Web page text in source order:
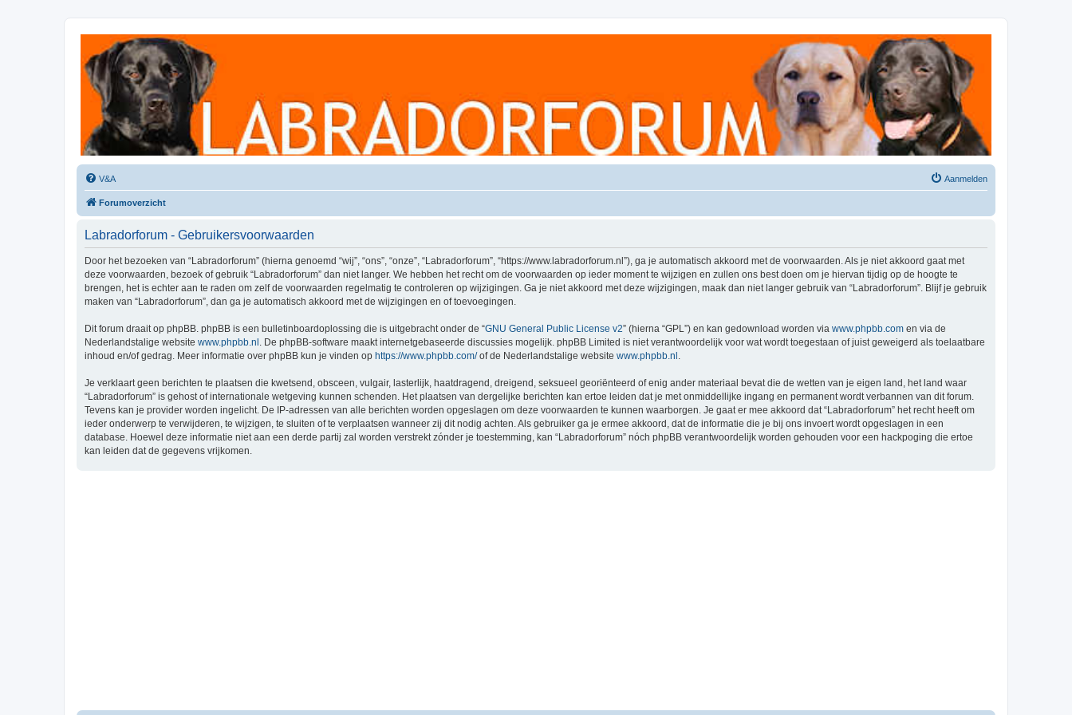
Labradorforum
Het gezelligste Labradorforum van Nederland en België!
V&A Aanmelden
Forumoverzicht
Labradorforum - Gebruikersvoorwaarden
Door het bezoeken van “Labradorforum” (hierna genoemd “wij”, “ons”, “onze”, “Labradorforum”, “https://www.labradorforum.nl”), ga je automatisch akkoord met de voorwaarden. Als je niet akkoord gaat met
deze voorwaarden, bezoek of gebruik “Labradorforum” dan niet langer. We hebben het recht om de voorwaarden op ieder moment te wijzigen en zullen ons best doen om je hiervan tijdig op de hoogte te
brengen, het is echter aan te raden om zelf de voorwaarden regelmatig te controleren op wijzigingen. Ga je niet akkoord met deze wijzigingen, maak dan niet langer gebruik van “Labradorforum”. Blijf je gebruik
maken van “Labradorforum”, dan ga je automatisch akkoord met de wijzigingen en of toevoegingen.
Dit forum draait op phpBB. phpBB is een bulletinboardoplossing die is uitgebracht onder de “GNU General Public License v2” (hierna “GPL”) en kan gedownload worden via www.phpbb.com en via de
Nederlandstalige website www.phpbb.nl . De phpBB-software maakt internetgebaseerde discussies mogelijk. phpBB Limited is niet verantwoordelijk voor wat wordt toegestaan of juist geweigerd als toelaatbare
inhoud en/of gedrag. Meer informatie over phpBB kun je vinden op https://www.phpbb.com/of de Nederlandstalige website www.phpbb.nl .
Je verklaart geen berichten te plaatsen die kwetsend, obsceen, vulgair, lasterlijk, haatdragend, dreigend, seksueel georiënteerd of enig ander materiaal bevat die de wetten van je eigen land, het land waar
“Labradorforum” is gehost of internationale wetgeving kunnen schenden. Het plaatsen van dergelijke berichten kan ertoe leiden dat je met onmiddellijke ingang en permanent wordt verbannen van dit forum.
Tevens kan je provider worden ingelicht. De IP-adressen van alle berichten worden opgeslagen om deze voorwaarden te kunnen waarborgen. Je gaat er mee akkoord dat “Labradorforum” het recht heeft om
ieder onderwerp te verwijderen, te wijzigen, te sluiten of te verplaatsen wanneer zij dit nodig achten. Als gebruiker ga je ermee akkoord, dat de informatie die je bij ons invoert wordt opgeslagen in een
database. Hoewel deze informatie niet aan een derde partij zal worden verstrekt zónder je toestemming, kan “Labradorforum” nóch phpBB verantwoordelijk worden gehouden voor een hackpoging die ertoe
kan leiden dat de gegevens vrijkomen.